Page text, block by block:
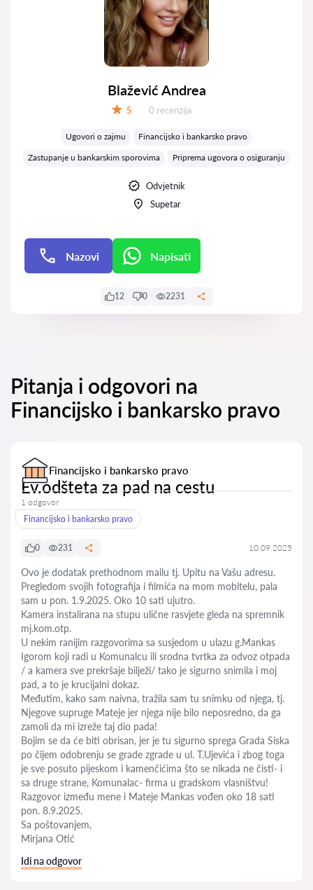
Blažević Andrea
5 Recenzija:
0 recenzija
Ugovori o zajmu
Financijsko i bankarsko pravo
Zastupanje u bankarskim sporovima
Priprema ugovora o osiguranju
Odvjetnik
Supetar
Nazovi Napisati
12 0 2231
Pitanja i odgovori na
Financijsko i bankarsko pravo
Financijsko i bankarsko pravo
Ev.odšteta za pad na cestu
1 odgovor
Financijsko i bankarsko pravo
0 231 10.09.2025
Ovo je dodatak prethodnom mailu tj. Upitu na Vašu adresu.
Pregledom svojih fotografija i filmića na mom mobitelu, pala
sam u pon. 1.9.2025. Oko 10 sati ujutro.
Kamera instalirana na stupu ulične rasvjete gleda na spremnik
mj.kom.otp.
U nekim ranijim razgovorima sa susjedom u ulazu g.Mankas
Igorom koji radi u Komunalcu ili srodna tvrtka za odvoz otpada
/ a kamera sve prekršaje bilježi/ tako je sigurno snimila i moj
pad, a to je krucijalni dokaz.
Međutim, kako sam naivna, tražila sam tu snimku od njega, tj.
Njegove supruge Mateje jer njega nije bilo neposredno, da ga
zamoli da mi izreže taj dio pada!
Bojim se da će biti obrisan, jer je tu sigurno sprega Grada Siska
po čijem odobrenju se grade zgrade u ul. T.Ujevića i zbog toga
je sve posuto pijeskom i kamenčićima što se nikada ne čisti- i
sa druge strane, Komunalac- firma u gradskom vlasništvu!
Razgovor između mene i Mateje Mankas vođen oko 18 sati
pon. 8.9.2025.
Sa poštovanjem,
Mirjana Otić
Idi na odgovor